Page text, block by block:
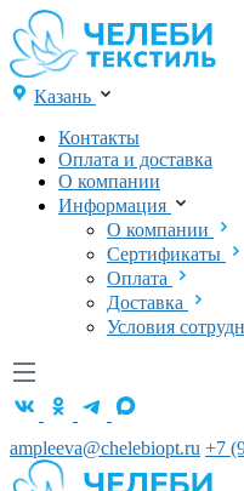
Казань
Контакты
Оплата и доставка
О компании
Информация
О компании
Сертификаты
Оплата
Доставка
Условия
ampleeva@chelebiopt.ru +7